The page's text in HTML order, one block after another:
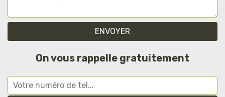
On vous rappelle gratuitement